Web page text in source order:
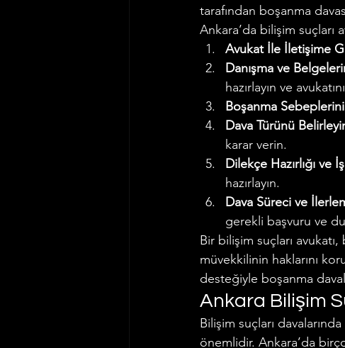
tarafından boşanma
Ankara’da bilişim suçları
Avukat İle İletişime
Danışma ve
hazırlayın ve
Boşanma
Dava Türünü
karar verin.
Dilekçe Hazırlığı ve
hazırlayın.
Dava Süreci ve
gerekli başvuru ve
Bir bilişim suçları
müvekkilinin haklarını
desteğiyle boşanma
Ankara Bilişim
Bilişim suçları
önemlidir. Ankara’da